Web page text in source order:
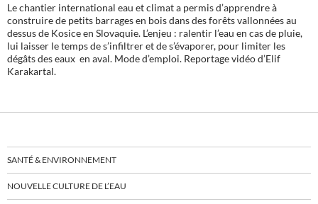
Le chantier international eau et climat a permis d’apprendre à
construire de petits barrages en bois dans des forêts vallonnées au
dessus de Kosice en Slovaquie. L’enjeu : ralentir l’eau en cas de pluie,
lui laisser le temps de s’infiltrer et de s’évaporer, pour limiter les
dégâts des eaux en aval. Mode d’emploi. Reportage vidéo d’Elif
Karakartal.
SANTÉ & ENVIRONNEMENT
NOUVELLE CULTURE DE L’EAU